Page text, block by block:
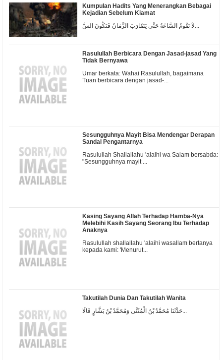
Kumpulan Hadits Yang Menerangkan Bebagai
Kejadian Sebelum Kiamat
لاَ تَقُومُ السَّاعَةُ حَتَّى يَتَقَارَبَ الزَّمَانُ فَتَكُونَ السَّ...
Rasulullah Berbicara Dengan Jasad-jasad Yang
Tidak Bernyawa
Umar berkata: Wahai Rasulullah, bagaimana
Tuan berbicara dengan jasad-...
Sesungguhnya Mayit Bisa Mendengar Derapan
Sandal Pengantarnya
Rasulullah Shallallahu 'alaihi wa Salam bersabda:
"Sesungguhnya mayit ...
Kasing Sayang Allah Terhadap Hamba-Nya
Melebihi Kasih Sayang Seorang Ibu Terhadap
Anaknya
Rasulullah shallallahu 'alaihi wasallam bertanya
kepada kami: 'Menurut...
Takutilah Dunia Dan Takutilah Wanita